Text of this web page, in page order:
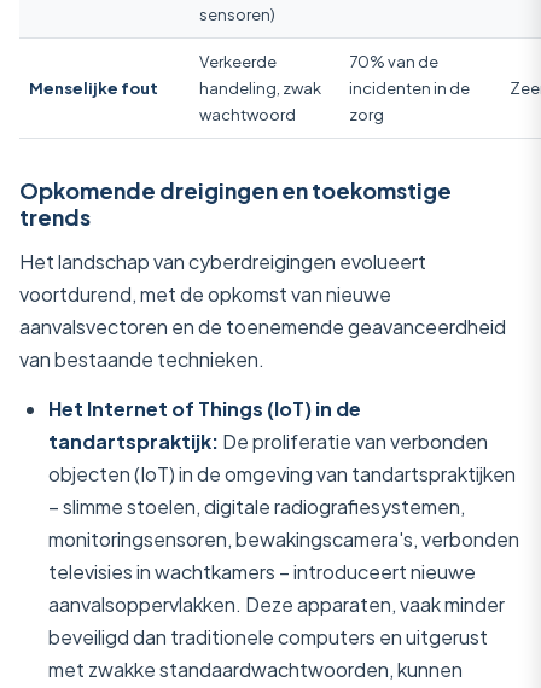
sensoren)
Menselijke fout
Verkeerde
handeling, zwak
wachtwoord
70% van de
incidenten in de
zorg
Opkomende dreigingen en toekomstige
trends
Het landschap van cyberdreigingen evolueert
voortdurend, met de opkomst van nieuwe
aanvalsvectoren en de toenemende geavanceerdheid
van bestaande technieken.
Het Internet of Things (IoT) in de
tandartspraktijk: De proliferatie van verbonden
objecten (IoT) in de omgeving van tandartspraktijken
– slimme stoelen, digitale radiografiesystemen,
monitoringsensoren, bewakingscamera's, verbonden
televisies in wachtkamers – introduceert nieuwe
aanvalsoppervlakken. Deze apparaten, vaak minder
beveiligd dan traditionele computers en uitgerust
met zwakke standaardwachtwoorden, kunnen